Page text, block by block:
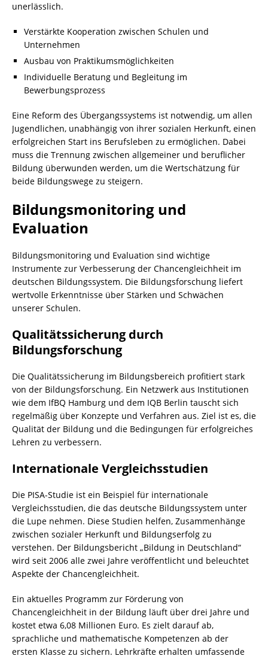
unerlässlich.
Verstärkte Kooperation zwischen Schulen und
Unternehmen
Ausbau von Praktikumsmöglichkeiten
Individuelle Beratung und Begleitung im
Bewerbungsprozess
Eine Reform des Übergangssystems ist notwendig, um allen
Jugendlichen, unabhängig von ihrer sozialen Herkunft, einen
erfolgreichen Start ins Berufsleben zu ermöglichen. Dabei
muss die Trennung zwischen allgemeiner und beruflicher
Bildung überwunden werden, um die Wertschätzung für
beide Bildungswege zu steigern.
Bildungsmonitoring und
Evaluation
Bildungsmonitoring und Evaluation sind wichtige
Instrumente zur Verbesserung der Chancengleichheit im
deutschen Bildungssystem. Die Bildungsforschung liefert
wertvolle Erkenntnisse über Stärken und Schwächen
unserer Schulen.
Qualitätssicherung durch
Bildungsforschung
Die Qualitätssicherung im Bildungsbereich profitiert stark
von der Bildungsforschung. Ein Netzwerk aus Institutionen
wie dem IfBQ Hamburg und dem IQB Berlin tauscht sich
regelmäßig über Konzepte und Verfahren aus. Ziel ist es, die
Qualität der Bildung und die Bedingungen für erfolgreiches
Lehren zu verbessern.
Internationale Vergleichsstudien
Die PISA-Studie ist ein Beispiel für internationale
Vergleichsstudien, die das deutsche Bildungssystem unter
die Lupe nehmen. Diese Studien helfen, Zusammenhänge
zwischen sozialer Herkunft und Bildungserfolg zu
verstehen. Der Bildungsbericht „Bildung in Deutschland“
wird seit 2006 alle zwei Jahre veröffentlicht und beleuchtet
Aspekte der Chancengleichheit.
Ein aktuelles Programm zur Förderung von
Chancengleichheit in der Bildung läuft über drei Jahre und
kostet etwa 6,08 Millionen Euro. Es zielt darauf ab,
sprachliche und mathematische Kompetenzen ab der
ersten Klasse zu sichern. Lehrkräfte erhalten umfassende